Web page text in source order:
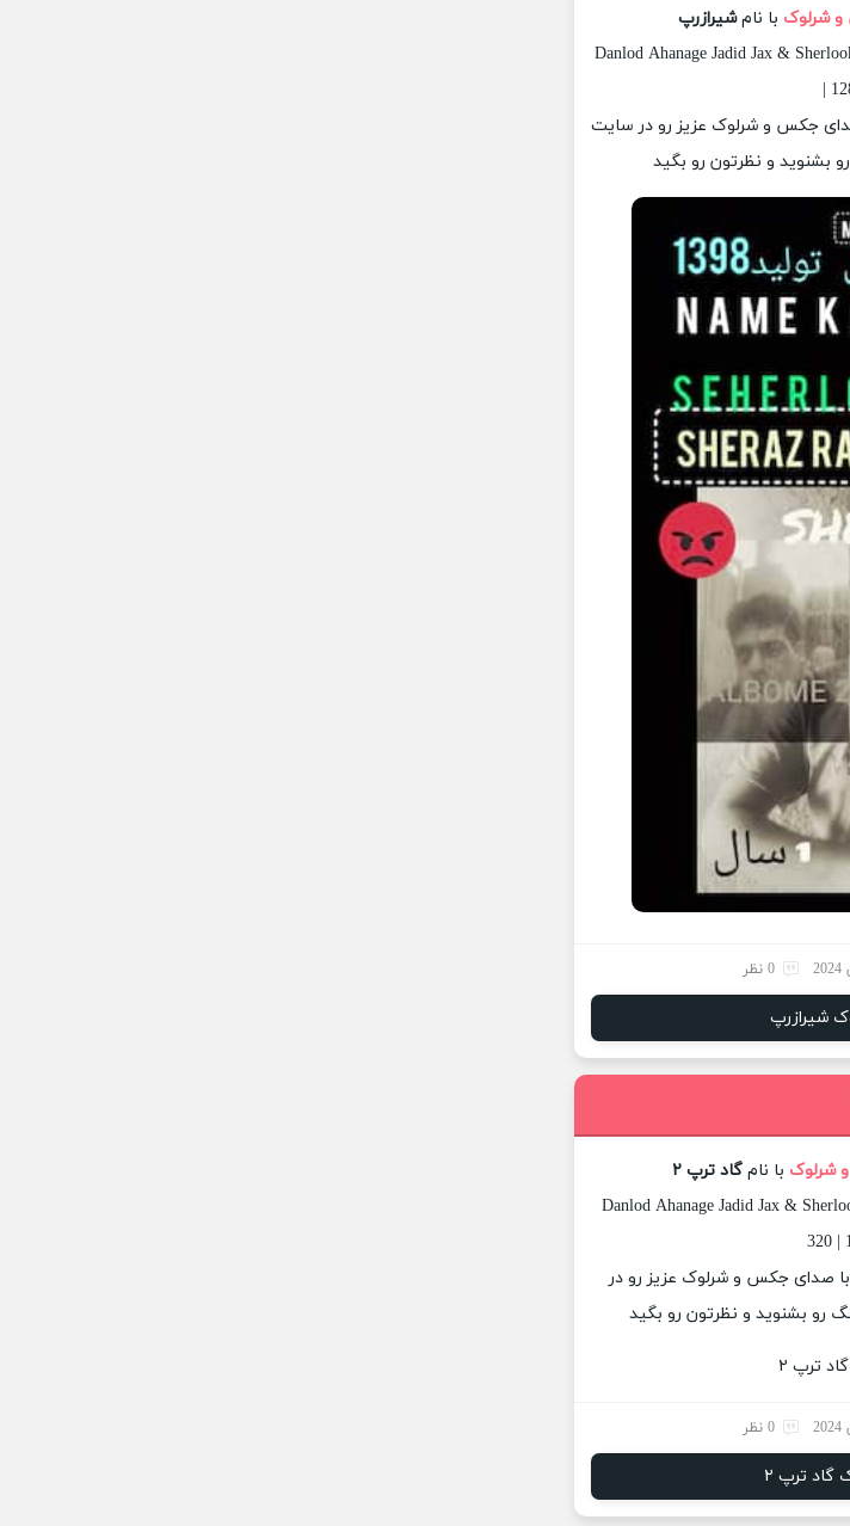
شرلوک با نامشیرازرپ
Danlod Ahanage Jadid Jax &
|
صدای جکس و شرلوک عزیز رو در سایت
بشنوید و نظرتون رو بگید
0 نظر
شیرازرپ
شرلوک با نام گاد ترپ ۲
Danlod Ahanage Jadid Jax &
320 |
امروز برای شما عزیزان ترانه فوق العاده گاد ترپ ۲ با صدای جکس و شرلوک عزیز رو در
رو بشنوید و نظرتون رو بگید
0 نظر
ترپ ۲